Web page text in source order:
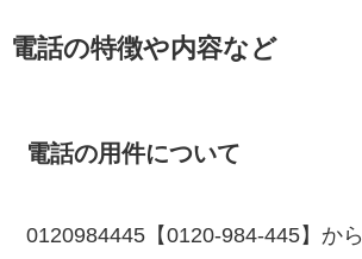
電話の特徴や内容など
電話の用件について
0120984445【0120-984-445】から